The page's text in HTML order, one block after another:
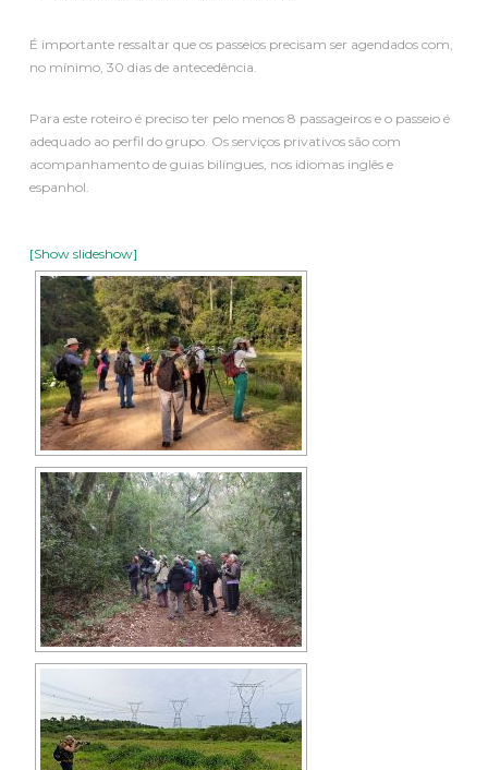
É importante ressaltar que os passeios precisam ser agendados com,
no mínimo, 30 dias de antecedência.
Para este roteiro é preciso ter pelo menos 8 passageiros e o passeio é
adequado ao perfil do grupo. Os serviços privativos são com
acompanhamento de guias bilíngues, nos idiomas inglês e
espanhol.
[Show slideshow]